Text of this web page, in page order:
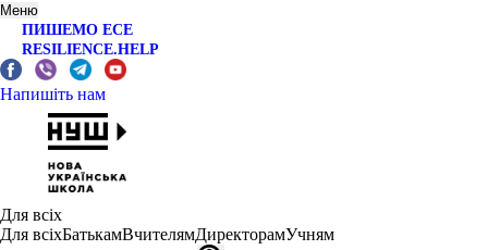
Меню
ПИШЕМО ЕСЕ
RESILIENCE.HELP
Напишіть нам
Для всіх
Для всіхБатькамВчителямДиректорамУчням